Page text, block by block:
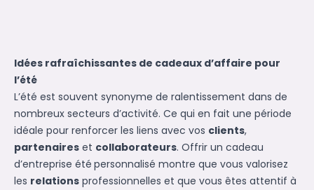
Idées rafraîchissantes de cadeaux d’affaire pour
l’été
L’été est souvent synonyme de ralentissement dans de
nombreux secteurs d’activité. Ce qui en fait une période
idéale pour renforcer les liens avec vos clients,
partenaires et collaborateurs. Offrir un cadeau
d’entreprise été personnalisé montre que vous valorisez
les relations professionnelles et que vous êtes attentif à